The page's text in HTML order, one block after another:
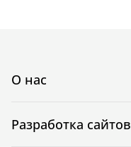
О нас
Разработка сайтов